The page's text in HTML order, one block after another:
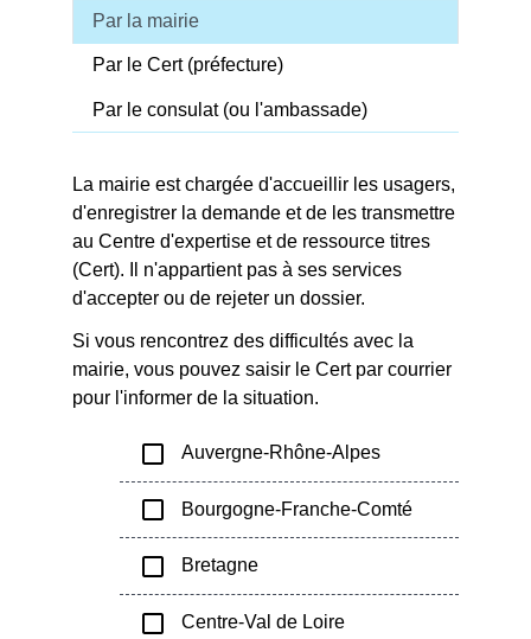
Par la mairie
Par le Cert (préfecture)
Par le consulat (ou l'ambassade)
La mairie est chargée d'accueillir les usagers,
d'enregistrer la demande et de les transmettre
au Centre d'expertise et de ressource titres
(Cert). Il n'appartient pas à ses services
d'accepter ou de rejeter un dossier.
Si vous rencontrez des difficultés avec la
mairie, vous pouvez saisir le Cert par courrier
pour l'informer de la situation.
check_box_outline_blank Auvergne-Rhône-Alpes
check_box_outline_blank Bourgogne-Franche-Comté
check_box_outline_blank Bretagne
check_box_outline_blank Centre-Val de Loire